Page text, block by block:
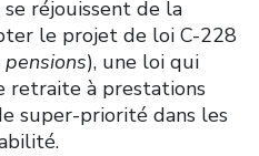
se réjouissent de la
le projet de loi C-228
), une loi qui
retraite à prestations
super-priorité dans les